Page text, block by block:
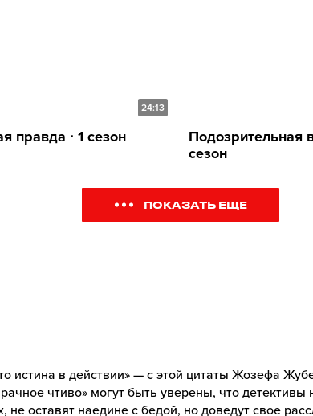
24:13
правда ∙ 1 сезон
Подозрительная
сезон
ПОКАЗАТЬ ЕЩЕ
истина в действии» — с этой цитаты Жозефа
чтиво» могут быть уверены, что
не оставят наедине с бедой, но доведут свое